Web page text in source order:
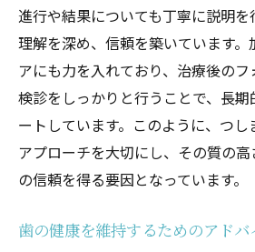
進行や結果についても丁寧に説明
理解を深め、信頼を築いています。
アにも力を入れており、治療後の
検診をしっかりと行うことで、長
ートしています。このように、つ
アプローチを大切にし、その質の
の信頼を得る要因となっています。
歯の健康を維持するためのアドバ